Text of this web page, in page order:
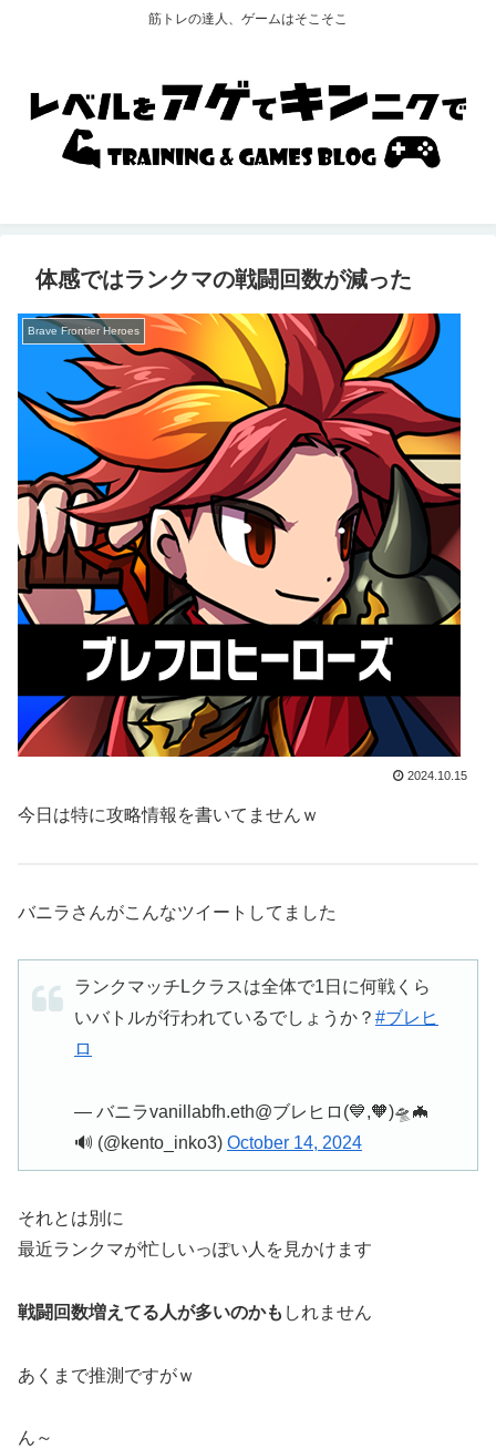
筋トレの達人、ゲームはそこそこ
体感ではランクマの戦闘回数が減った
Brave Frontier Heroes
2024.10.15
今日は特に攻略情報を書いてませんｗ
バニラさんがこんなツイートしてました
ランクマッチLクラスは全体で1日に何戦くら
いバトルが行われているでしょうか？ #ブレヒ
ロ
— バニラvanillabfh.eth@ブレヒロ(💙,🧡)🛸🦇
🔊 (@kento_inko3) October 14, 2024
それとは別に
最近ランクマが忙しいっぽい人を見かけます
戦闘回数増えてる人が多いのかも しれません
あくまで推測ですがｗ
ん～